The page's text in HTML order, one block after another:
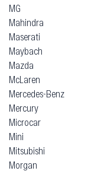
MG
Mahindra
Maserati
Maybach
Mazda
McLaren
Mercedes-Benz
Mercury
Microcar
Mini
Mitsubishi
Morgan